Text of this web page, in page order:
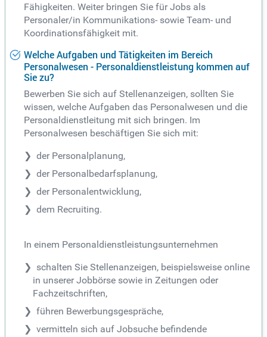
Fähigkeiten. Weiter bringen Sie für Jobs als
Personaler/in Kommunikations- sowie Team- und
Koordinationsfähigkeit mit.
Welche Aufgaben und Tätigkeiten im Bereich
Personalwesen - Personaldienstleistung kommen auf
Sie zu?
Bewerben Sie sich auf Stellenanzeigen, sollten Sie
wissen, welche Aufgaben das Personalwesen und die
Personaldienstleitung mit sich bringen. Im
Personalwesen beschäftigen Sie sich mit:
der Personalplanung,
der Personalbedarfsplanung,
der Personalentwicklung,
dem Recruiting.
In einem Personaldienstleistungsunternehmen
schalten Sie Stellenanzeigen, beispielsweise online
in unserer Jobbörse sowie in Zeitungen oder
Fachzeitschriften,
führen Bewerbungsgespräche,
vermitteln sich auf Jobsuche befindende